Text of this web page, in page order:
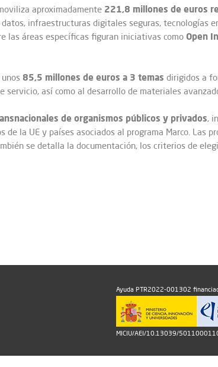
aproximadamente 221,8 millones de euros
infraestructuras digitales seguras, tecnologías
las áreas específicas figuran iniciativas como Open
85,5 millones de euros a 3 temas dirigidos a
así como al desarrollo de materiales
de organismos públicos y privados,
de la UE y países asociados al programa Marco. Las
se detalla la documentación, los criterios de
Ayuda PTR2022-001302
MICIU/AEI/10.13039/